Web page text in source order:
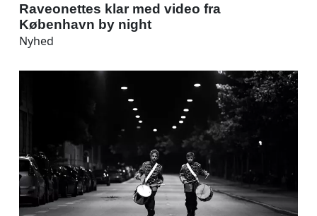
Raveonettes klar med video fra
København by night
Nyhed